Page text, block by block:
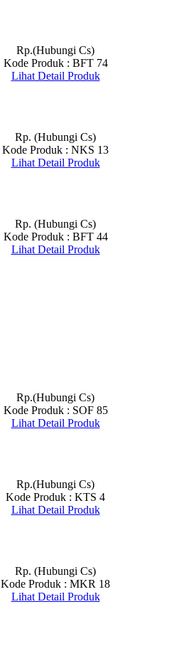
Rp.(Hubungi Cs)
Kode Produk : BFT 74
Lihat Detail Produk
Rp. (Hubungi Cs)
Kode Produk : NKS 13
Lihat Detail Produk
Rp. (Hubungi Cs)
Kode Produk : BFT 44
Lihat Detail Produk
Rp.(Hubungi Cs)
Kode Produk : SOF 85
Lihat Detail Produk
Rp.(Hubungi Cs)
Kode Produk : KTS 4
Lihat Detail Produk
Rp. (Hubungi Cs)
Kode Produk : MKR 18
Lihat Detail Produk